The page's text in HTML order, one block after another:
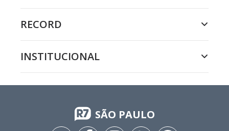
RECORD
INSTITUCIONAL
SÃO PAULO